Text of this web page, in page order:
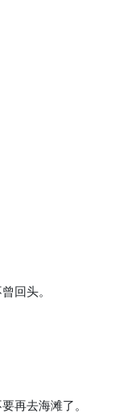
回头。
再去海滩了。